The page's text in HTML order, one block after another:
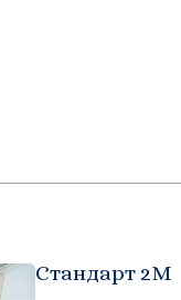
Стандарт 2M